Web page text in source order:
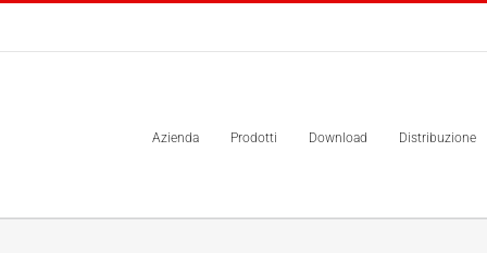
Azienda Prodotti Download Distribuzione